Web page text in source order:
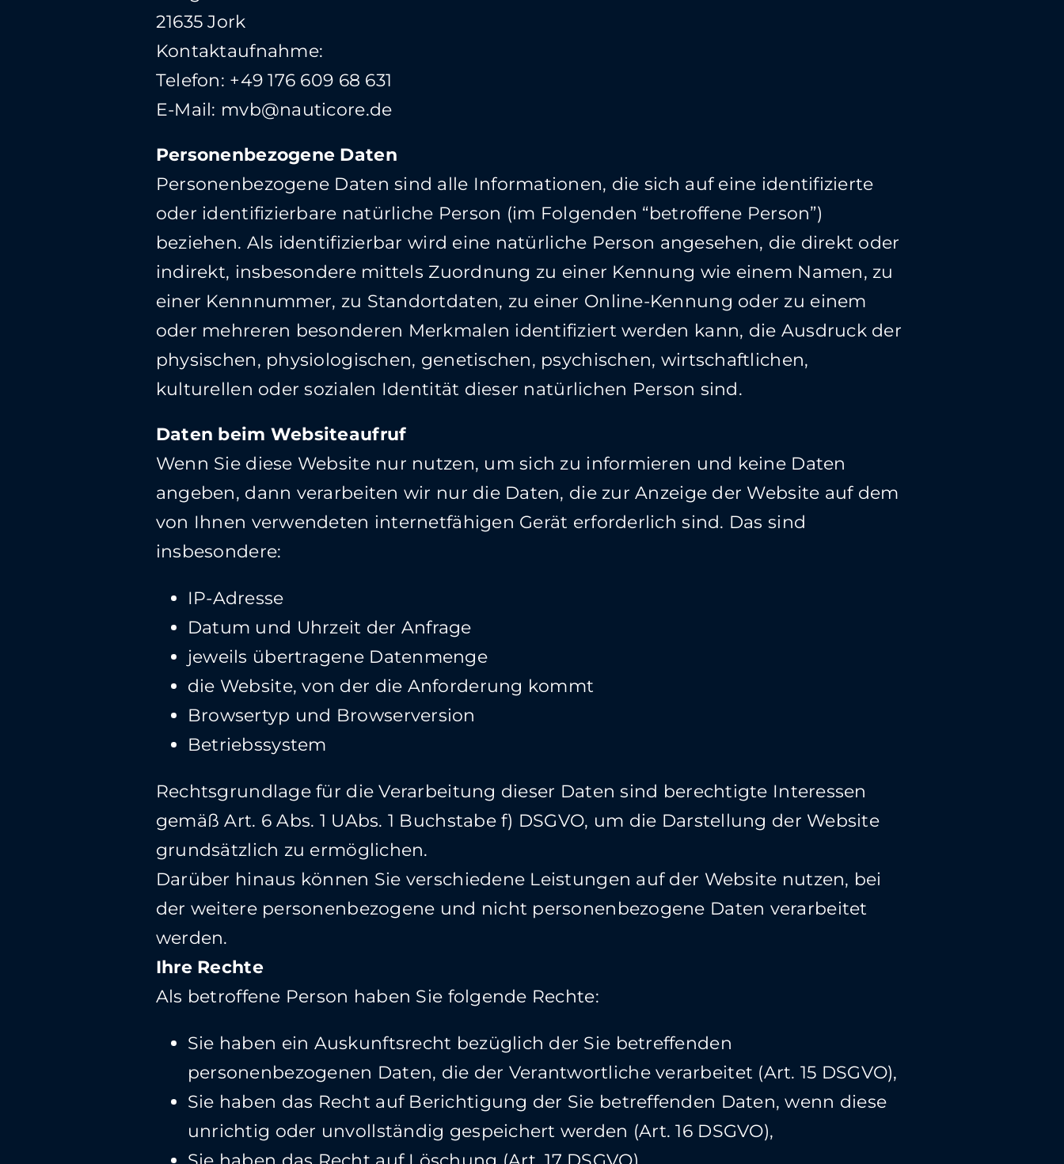
21635 Jork
Kontaktaufnahme:
Telefon: +49 176 609 68 631
E-Mail: mvb@nauticore.de
Personenbezogene Daten
Personenbezogene Daten sind alle Informationen, die sich auf eine identifizierte
oder identifizierbare natürliche Person (im Folgenden “betroffene Person”)
beziehen. Als identifizierbar wird eine natürliche Person angesehen, die direkt oder
indirekt, insbesondere mittels Zuordnung zu einer Kennung wie einem Namen, zu
einer Kennnummer, zu Standortdaten, zu einer Online-Kennung oder zu einem
oder mehreren besonderen Merkmalen identifiziert werden kann, die Ausdruck der
physischen, physiologischen, genetischen, psychischen, wirtschaftlichen,
kulturellen oder sozialen Identität dieser natürlichen Person sind.
Daten beim Websiteaufruf
Wenn Sie diese Website nur nutzen, um sich zu informieren und keine Daten
angeben, dann verarbeiten wir nur die Daten, die zur Anzeige der Website auf dem
von Ihnen verwendeten internetfähigen Gerät erforderlich sind. Das sind
insbesondere:
IP-Adresse
Datum und Uhrzeit der Anfrage
jeweils übertragene Datenmenge
die Website, von der die Anforderung kommt
Browsertyp und Browserversion
Betriebssystem
Rechtsgrundlage für die Verarbeitung dieser Daten sind berechtigte Interessen
gemäß Art. 6 Abs. 1 UAbs. 1 Buchstabe f) DSGVO, um die Darstellung der Website
grundsätzlich zu ermöglichen.
Darüber hinaus können Sie verschiedene Leistungen auf der Website nutzen, bei
der weitere personenbezogene und nicht personenbezogene Daten verarbeitet
werden.
Ihre Rechte
Als betroffene Person haben Sie folgende Rechte:
Sie haben ein Auskunftsrecht bezüglich der Sie betreffenden
personenbezogenen Daten, die der Verantwortliche verarbeitet (Art. 15 DSGVO),
Sie haben das Recht auf Berichtigung der Sie betreffenden Daten, wenn diese
unrichtig oder unvollständig gespeichert werden (Art. 16 DSGVO),